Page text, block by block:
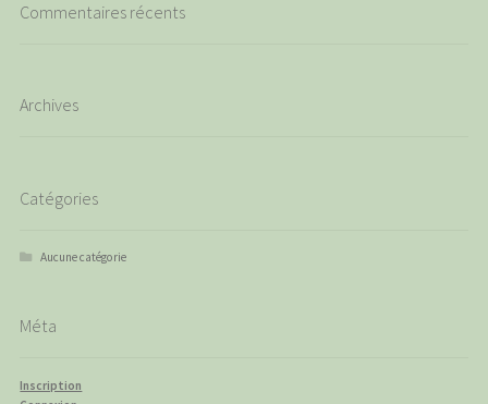
Commentaires récents
Archives
Catégories
Aucune catégorie
Méta
Inscription